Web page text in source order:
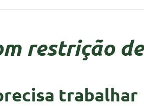
restrição de
trabalhar